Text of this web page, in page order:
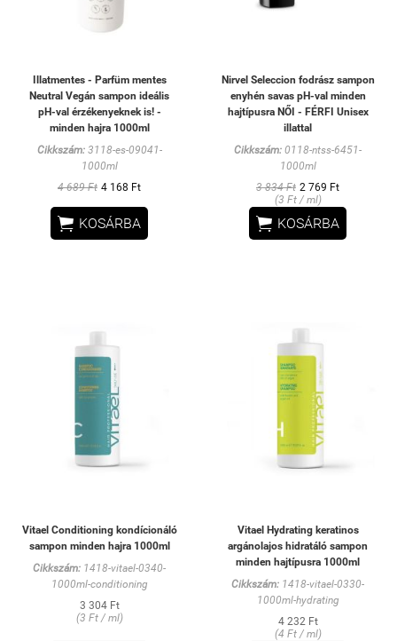
Illatmentes - Parfüm mentes
Neutral Vegán sampon ideális
pH-val érzékenyeknek is! -
minden hajra 1000ml
Cikkszám:3118-es-09041-
1000ml
4 689 Ft 4 168 Ft
 KOSÁRBA
Nirvel Seleccion fodrász sampon
enyhén savas pH-val minden
hajtípusra NŐI - FÉRFI Unisex
illattal
Cikkszám: 0118-ntss-6451-
1000ml
3 834 Ft 2 769 Ft
(3 Ft / ml)
 KOSÁRBA
Vitael Conditioning kondícionáló
sampon minden hajra 1000ml
Cikkszám: 1418-vitael-0340-
1000ml-conditioning
3 304 Ft
(3 Ft / ml)
Vitael Hydrating keratinos
argánolajos hidratáló sampon
minden hajtípusra 1000ml
Cikkszám: 1418-vitael-0330-
1000ml-hydrating
4 232 Ft
(4 Ft / ml)